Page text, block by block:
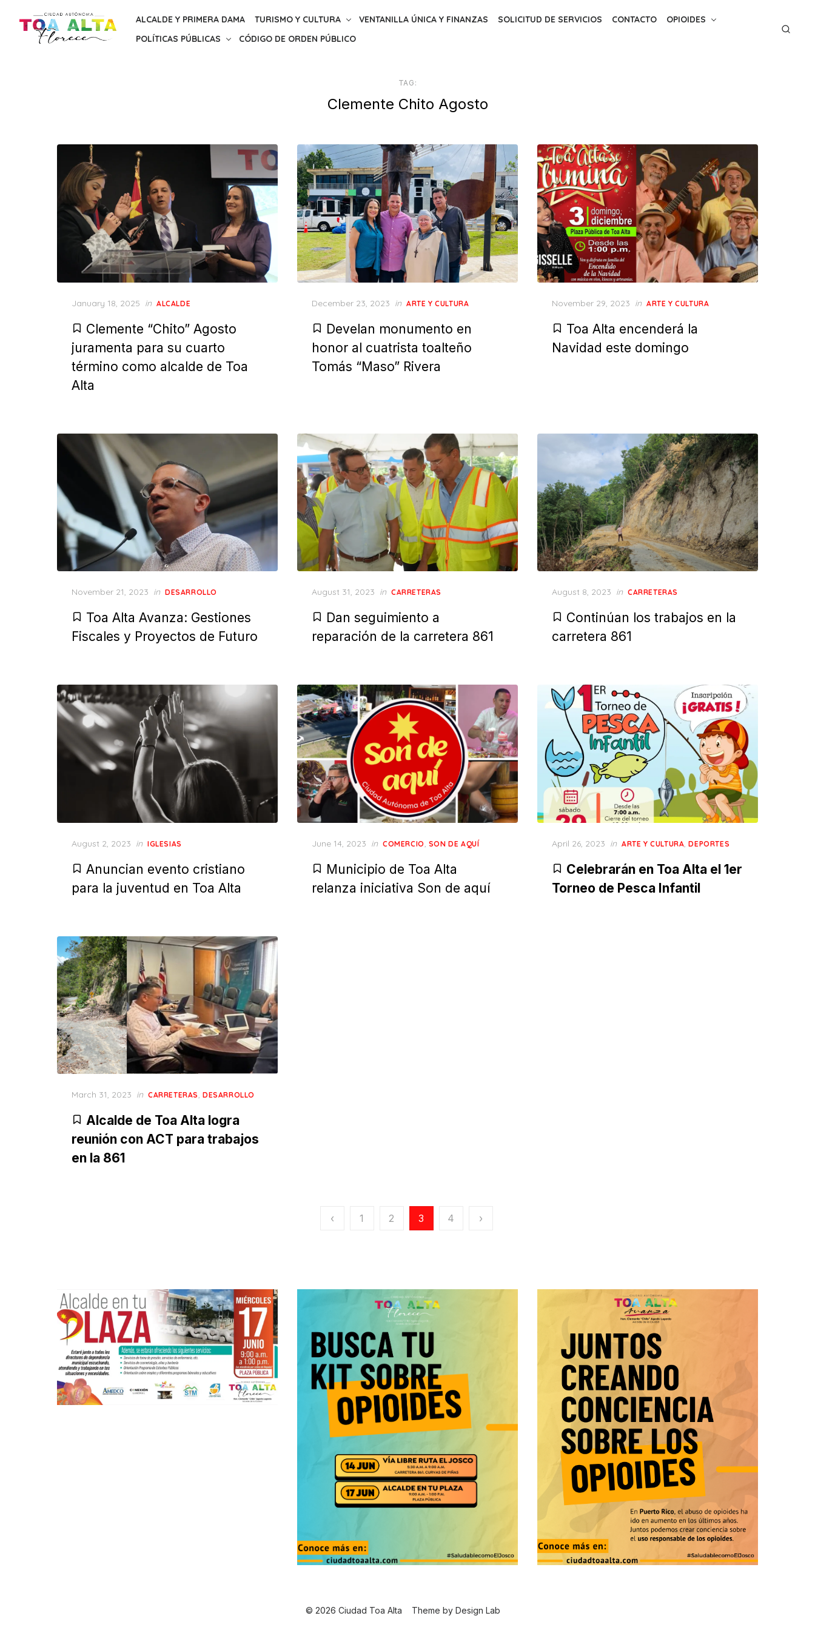
ALCALDE Y PRIMERA DAMA TURISMO Y CULTURA VENTANILLA ÚNICA Y FINANZAS SOLICITUD DE SERVICIOS CONTACTO
OPIOIDES
POLÍTICAS PÚBLICAS
CÓDIGO DE ORDEN PÚBLICO
TAG:
Clemente Chito Agosto
Posted
January 18, 2025 in ALCALDE
Clemente “Chito” Agosto
juramenta para su cuarto
término como alcalde de Toa
Alta
Posted
December 23, 2023 in ARTE Y CULTURA
Develan monumento en
honor al cuatrista toalteño
Tomás “Maso” Rivera
Posted
November 29, 2023 in ARTE Y CULTURA
Toa Alta encenderá la
Navidad este domingo
Posted
November 21, 2023 in DESARROLLO
Toa Alta Avanza: Gestiones
Fiscales y Proyectos de Futuro
Posted
August 31, 2023 in CARRETERAS
Dan seguimiento a
reparación de la carretera 861
Posted
August 8, 2023 in CARRETERAS
Continúan los trabajos en la
carretera 861
Posted
August 2, 2023 in IGLESIAS
Anuncian evento cristiano
para la juventud en Toa Alta
Posted
June 14, 2023 in COMERCIO SON DE AQUÍ
Municipio de Toa Alta
relanza iniciativa Son de aquí
Posted
April 26, 2023 in ARTE Y CULTURA ,DEPORTES
Celebrarán en Toa Alta el 1er
Torneo de Pesca Infantil
Posted
March 31, 2023 in CARRETERAS, DESARROLLO
Alcalde de Toa Alta logra
reunión con ACT para trabajos
en la 861
‹ 1 2 3 4 ›
© 2026 Ciudad Toa Alta Theme by Design Lab